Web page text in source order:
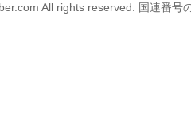
All rights reserved. 国連番号